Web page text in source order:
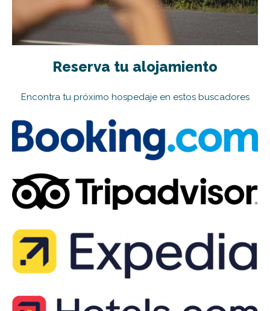
Reserva tu alojamiento
Encontra tu próximo hospedaje en estos buscadores